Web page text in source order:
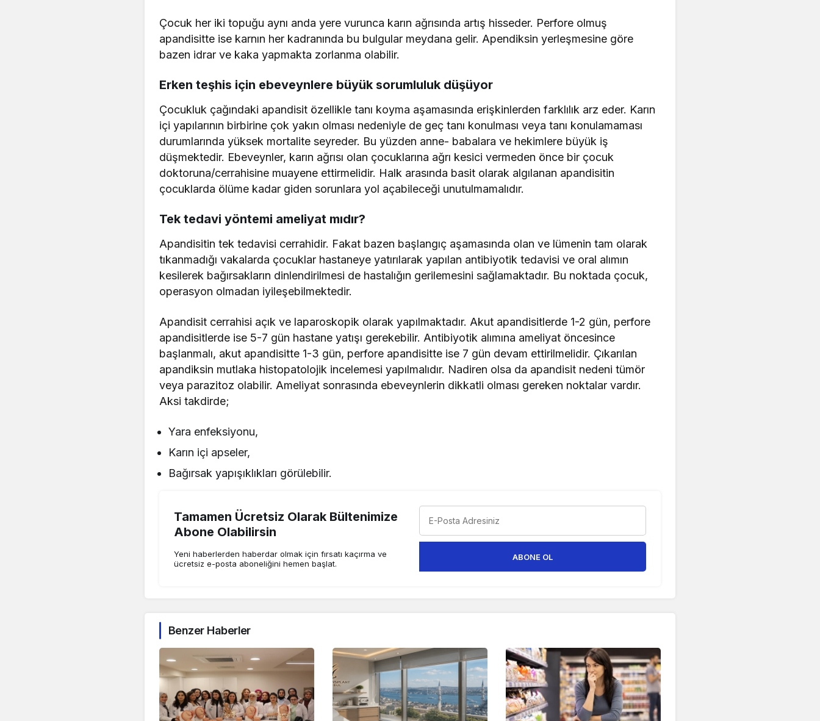
Çocuk her iki topuğu aynı anda yere vurunca karın ağrısında artış hisseder. Perfore olmuş
apandisitte ise karnın her kadranında bu bulgular meydana gelir. Apendiksin yerleşmesine göre
bazen idrar ve kaka yapmakta zorlanma olabilir.
Erken teşhis için ebeveynlere büyük sorumluluk düşüyor
Çocukluk çağındaki apandisit özellikle tanı koyma aşamasında erişkinlerden farklılık arz eder. Karın
içi yapılarının birbirine çok yakın olması nedeniyle de geç tanı konulması veya tanı konulamaması
durumlarında yüksek mortalite seyreder. Bu yüzden anne- babalara ve hekimlere büyük iş
düşmektedir. Ebeveynler, karın ağrısı olan çocuklarına ağrı kesici vermeden önce bir çocuk
doktoruna/cerrahisine muayene ettirmelidir. Halk arasında basit olarak algılanan apandisitin
çocuklarda ölüme kadar giden sorunlara yol açabileceği unutulmamalıdır.
Tek tedavi yöntemi ameliyat mıdır?
Apandisitin tek tedavisi cerrahidir. Fakat bazen başlangıç aşamasında olan ve lümenin tam olarak
tıkanmadığı vakalarda çocuklar hastaneye yatırılarak yapılan antibiyotik tedavisi ve oral alımın
kesilerek bağırsakların dinlendirilmesi de hastalığın gerilemesini sağlamaktadır. Bu noktada çocuk,
operasyon olmadan iyileşebilmektedir.
Apandisit cerrahisi açık ve laparoskopik olarak yapılmaktadır. Akut apandisitlerde 1-2 gün, perfore
apandisitlerde ise 5-7 gün hastane yatışı gerekebilir. Antibiyotik alımına ameliyat öncesince
başlanmalı, akut apandisitte 1-3 gün, perfore apandisitte ise 7 gün devam ettirilmelidir. Çıkarılan
apandiksin mutlaka histopatolojik incelemesi yapılmalıdır. Nadiren olsa da apandisit nedeni tümör
veya parazitoz olabilir. Ameliyat sonrasında ebeveynlerin dikkatli olması gereken noktalar vardır.
Aksi takdirde;
Yara enfeksiyonu,
Karın içi apseler,
Bağırsak yapışıklıkları görülebilir.
Tamamen Ücretsiz Olarak Bültenimize
Abone Olabilirsin
Yeni haberlerden haberdar olmak için fırsatı kaçırma ve
ücretsiz e-posta aboneliğini hemen başlat.
ABONE OL
Benzer Haberler